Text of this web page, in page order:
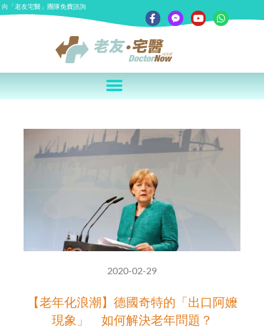
向「老友宅醫」團隊免費諮詢
2020-02-29
【老年化浪潮】德國奇特的「出口阿嬤
現象」 如何解決老年問題？